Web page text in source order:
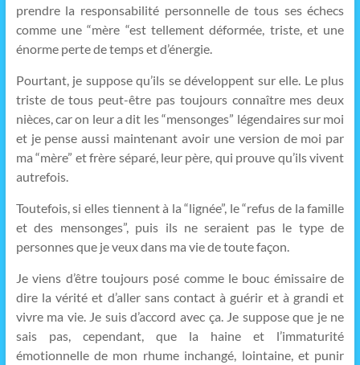
prendre la responsabilité personnelle de tous ses échecs
comme une “mère “est tellement déformée, triste, et une
énorme perte de temps et d’énergie.
Pourtant, je suppose qu’ils se développent sur elle. Le plus
triste de tous peut-être pas toujours connaître mes deux
nièces, car on leur a dit les “mensonges” légendaires sur moi
et je pense aussi maintenant avoir une version de moi par
ma “mère” et frère séparé, leur père, qui prouve qu’ils vivent
autrefois.
Toutefois, si elles tiennent à la “lignée”, le “refus de la famille
et des mensonges”, puis ils ne seraient pas le type de
personnes que je veux dans ma vie de toute façon.
Je viens d’être toujours posé comme le bouc émissaire de
dire la vérité et d’aller sans contact à guérir et à grandi et
vivre ma vie. Je suis d’accord avec ça. Je suppose que je ne
sais pas, cependant, que la haine et l’immaturité
émotionnelle de mon rhume inchangé, lointaine, et punir